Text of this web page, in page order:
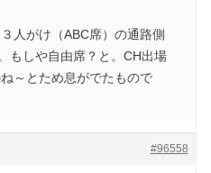
人がけ（ABC席）の通路側
もしや自由席？と。CH出場
～とため息がでたもので
#96558